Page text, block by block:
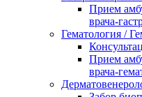
Прием
врача-
Гематология /
Прием
врача-